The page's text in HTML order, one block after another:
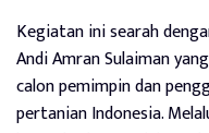
Kegiatan ini searah
Andi Amran Sulaiman
calon pemimpin dan
pertanian Indonesia.